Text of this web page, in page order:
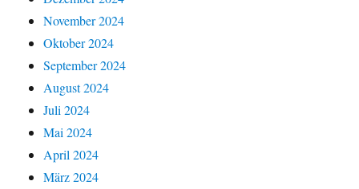
November 2024
Oktober 2024
September 2024
August 2024
Juli 2024
Mai 2024
April 2024
März 2024